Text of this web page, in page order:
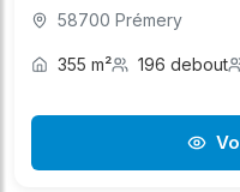
58700 Prémery
355 m² 196 debout